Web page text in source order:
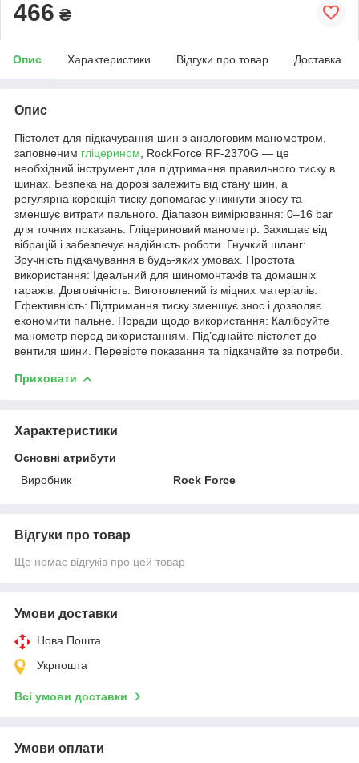
466 ₴
Опис Характеристики Відгуки про товар Доставка
Опис
Пістолет для підкачування шин з аналоговим манометром,
заповненим гліцерином , RockForce RF-2370G — це
необхідний інструмент для підтримання правильного тиску в
шинах. Безпека на дорозі залежить від стану шин, а
регулярна корекція тиску допомагає уникнути зносу та
зменшує витрати пального. Діапазон вимірювання: 0–16 bar
для точних показань. Гліцериновий манометр: Захищає від
вібрацій і забезпечує надійність роботи. Гнучкий шланг:
Зручність підкачування в будь-яких умовах. Простота
використання: Ідеальний для шиномонтажів та домашніх
гаражів. Довговічність: Виготовлений із міцних матеріалів.
Ефективність: Підтримання тиску зменшує знос і дозволяє
економити пальне. Поради щодо використання: Калібруйте
манометр перед використанням. Під’єднайте пістолет до
вентиля шини. Перевірте показання та підкачайте за потреби.
Приховати
Характеристики
Основні атрибути
Виробник
Rock Force
Відгуки про товар
Ще немає відгуків про цей товар
Умови доставки
Нова Пошта
Укрпошта
Всі умови доставки
Умови оплати